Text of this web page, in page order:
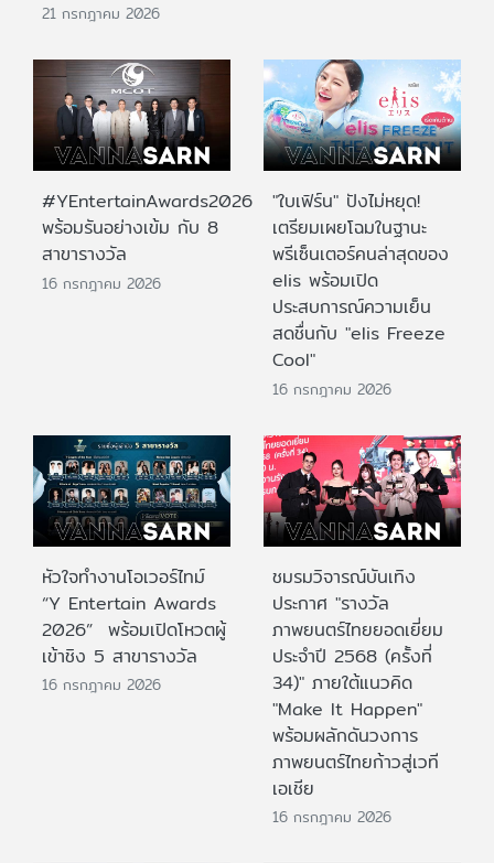
21 กรกฎาคม 2026
#YEntertainAwards2026
พร้อมรันอย่างเข้ม กับ 8
สาขารางวัล
16 กรกฎาคม 2026
"ใบเฟิร์น" ปังไม่หยุด!
เตรียมเผยโฉมในฐานะ
พรีเซ็นเตอร์คนล่าสุดของ
elis พร้อมเปิด
ประสบการณ์ความเย็น
สดชื่นกับ "elis Freeze
Cool"
16 กรกฎาคม 2026
หัวใจทำงานโอเวอร์ไทม์
“Y Entertain Awards
2026” พร้อมเปิดโหวตผู้
เข้าชิง 5 สาขารางวัล
16 กรกฎาคม 2026
ชมรมวิจารณ์บันเทิง
ประกาศ "รางวัล
ภาพยนตร์ไทยยอดเยี่ยม
ประจําปี 2568 (ครั้งที่
34)" ภายใต้แนวคิด
"Make It Happen"
พร้อมผลักดันวงการ
ภาพยนตร์ไทยก้าวสู่เวที
เอเชีย
16 กรกฎาคม 2026